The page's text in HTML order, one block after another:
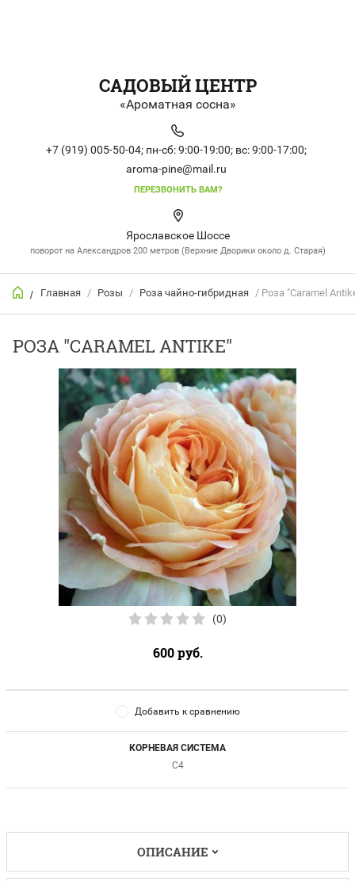
САДОВЫЙ ЦЕНТР
«Ароматная сосна»
+7 (919) 005-50-04; пн-сб: 9:00-19:00; вс: 9:00-17:00;
aroma-pine@mail.ru
ПЕРЕЗВОНИТЬ ВАМ?
Ярославское Шоссе
поворот на Александров 200 метров (Верхние Дворики около д. Старая)
/ Главная / Розы / Роза чайно-гибридная / Роза "Caramel
РОЗА "CARAMEL ANTIKE"
(0)
600руб.
Добавить к сравнению
КОРНЕВАЯ СИСТЕМА
C4
ОПИСАНИЕ